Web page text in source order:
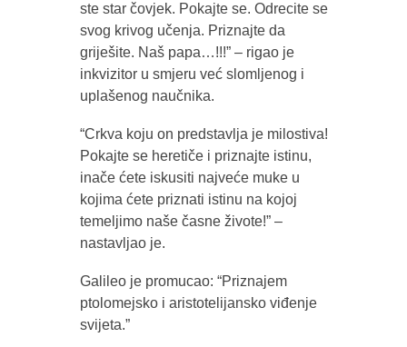
ste star čovjek. Pokajte se. Odrecite se
svog krivog učenja. Priznajte da
griješite. Naš papa…!!!” – rigao je
inkvizitor u smjeru već slomljenog i
uplašenog naučnika.
“Crkva koju on predstavlja je milostiva!
Pokajte se heretiče i priznajte istinu,
inače ćete iskusiti najveće muke u
kojima ćete priznati istinu na kojoj
temeljimo naše časne živote!” –
nastavljao je.
Galileo je promucao: “Priznajem
ptolomejsko i aristotelijansko viđenje
svijeta.”